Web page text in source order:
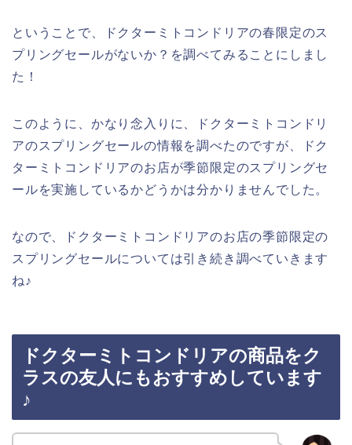
ということで、ドクターミトコンドリアの春限定のス
プリングセールがないか？を調べてみることにしまし
た！
このように、かなり念入りに、ドクターミトコンドリ
アのスプリングセールの情報を調べたのですが、ドク
ターミトコンドリアのお店が季節限定のスプリングセ
ールを実施しているかどうかは分かりませんでした。
なので、ドクターミトコンドリアのお店の季節限定の
スプリングセールについては引き続き調べていきます
ね♪
ドクターミトコンドリアの商品をク
ラスの友人にもおすすめしています
♪